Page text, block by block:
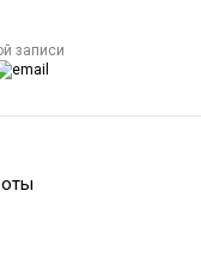
записи